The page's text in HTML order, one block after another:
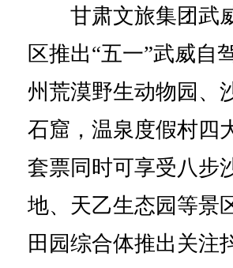
甘肃文旅集团武
区推出“五一”武威自
州荒漠野生动物园、
石窟，温泉度假村四
套票同时可享受八步
地、天乙生态园等景
田园综合体推出关注